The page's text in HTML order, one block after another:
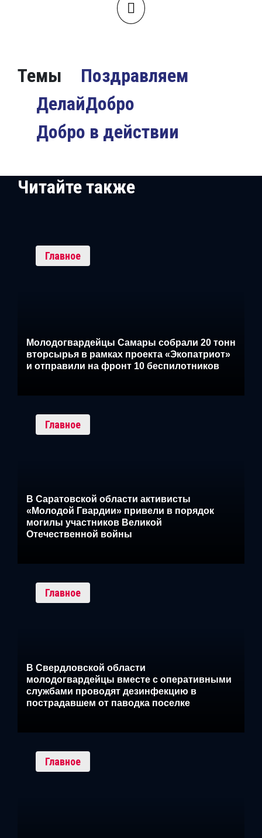
Темы
Поздравляем
ДелайДобро
Добро в действии
Читайте также
Главное
Молодогвардейцы Самары собрали 20 тонн
вторсырья в рамках проекта «Экопатриот»
и отправили на фронт 10 беспилотников
Главное
В Саратовской области активисты
«Молодой Гвардии» привели в порядок
могилы участников Великой
Отечественной войны
Главное
В Свердловской области
молодогвардейцы вместе с оперативными
службами проводят дезинфекцию в
пострадавшем от паводка поселке
Главное